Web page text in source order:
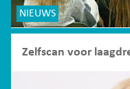
NIEUWS
Zelfscan voor